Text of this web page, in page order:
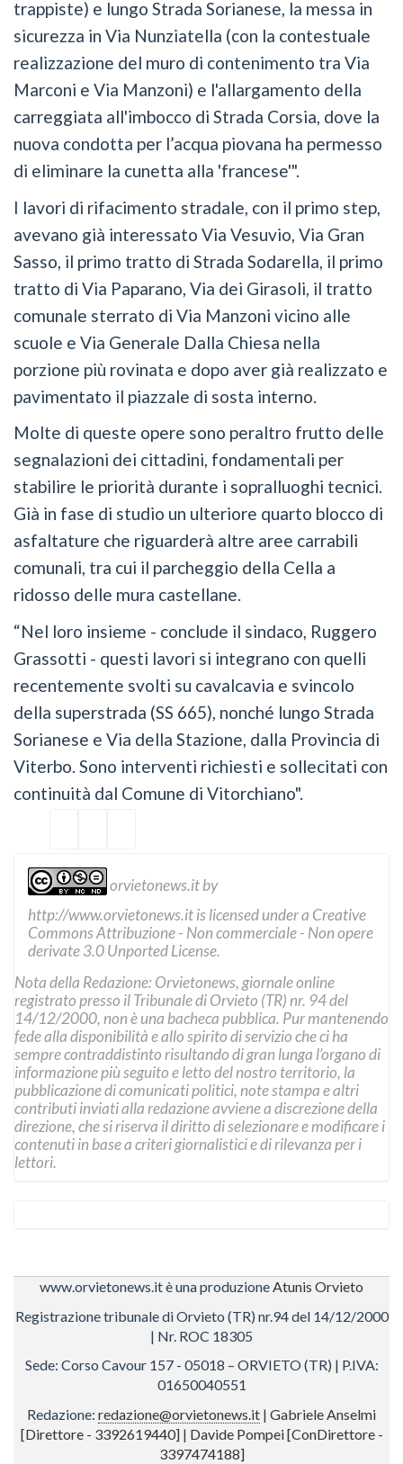
trappiste) e lungo Strada Sorianese, la messa in
sicurezza in Via Nunziatella (con la contestuale
realizzazione del muro di contenimento tra Via
Marconi e Via Manzoni) e l'allargamento della
carreggiata all'imbocco di Strada Corsia, dove la
nuova condotta per l’acqua piovana ha permesso
di eliminare la cunetta alla 'francese'".
I lavori di rifacimento stradale, con il primo step,
avevano già interessato Via Vesuvio, Via Gran
Sasso, il primo tratto di Strada Sodarella, il primo
tratto di Via Paparano, Via dei Girasoli, il tratto
comunale sterrato di Via Manzoni vicino alle
scuole e Via Generale Dalla Chiesa nella
porzione più rovinata e dopo aver già realizzato e
pavimentato il piazzale di sosta interno.
Molte di queste opere sono peraltro frutto delle
segnalazioni dei cittadini, fondamentali per
stabilire le priorità durante i sopralluoghi tecnici.
Già in fase di studio un ulteriore quarto blocco di
asfaltature che riguarderà altre aree carrabili
comunali, tra cui il parcheggio della Cella a
ridosso delle mura castellane.
“Nel loro insieme - conclude il sindaco, Ruggero
Grassotti - questi lavori si integrano con quelli
recentemente svolti su cavalcavia e svincolo
della superstrada (SS 665), nonché lungo Strada
Sorianese e Via della Stazione, dalla Provincia di
Viterbo. Sono interventi richiesti e sollecitati con
continuità dal Comune di Vitorchiano".
orvietonews.itby
http://www.orvietonews.itis licensed under a Creative
Commons Attribuzione - Non commerciale - Non opere
derivate 3.0 Unported License.
Nota della Redazione: Orvietonews, giornale online
registrato presso il Tribunale di Orvieto (TR) nr. 94 del
14/12/2000, non è una bacheca pubblica. Pur mantenendo
fede alla disponibilità e allo spirito di servizio che ci ha
sempre contraddistinto risultando di gran lunga l’organo di
informazione più seguito e letto del nostro territorio, la
pubblicazione di comunicati politici, note stampa e altri
contributi inviati alla redazione avviene a discrezione della
direzione, che si riserva il diritto di selezionare e modificare i
contenuti in base a criteri giornalistici e di rilevanza per i
lettori.
www.orvietonews.it è una produzioneAtunis Orvieto
Registrazione tribunale di Orvieto (TR) nr.94 del 14/12/2000
| Nr. ROC 18305
Sede: Corso Cavour 157 - 05018 – ORVIETO (TR) | P.IVA:
01650040551
Redazione: redazione@orvietonews.it | Gabriele Anselmi
[Direttore - 3392619440]| Davide Pompei [ConDirettore -
3397474188]